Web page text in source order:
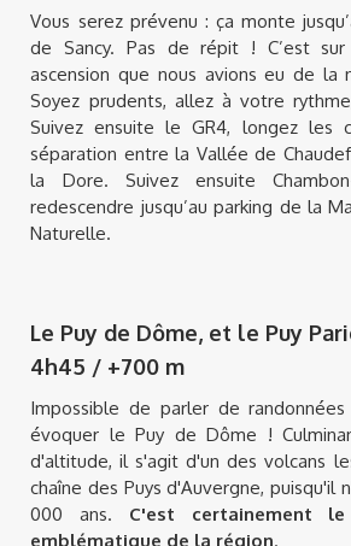
Vous serez prévenu : ça monte
de Sancy. Pas de répit ! C’est
ascension que nous avions eu de la
Soyez prudents, allez à votre
Suivez ensuite le GR4, longez les
séparation entre la Vallée de
la Dore. Suivez ensuite
redescendre jusqu’au parking de la
Naturelle.
Le Puy de Dôme, et le Puy
4h45 / +700 m
Impossible de parler de
évoquer le Puy de Dôme !
d'altitude, il s'agit d'un des volcans
chaîne des Puys d'Auvergne, puisqu'il
000 ans. C'est certainement
emblématique de la région.